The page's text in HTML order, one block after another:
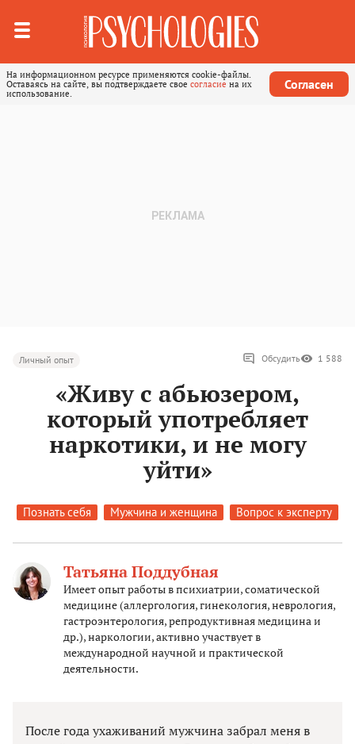
На информационном ресурсе применяются cookie-файлы.
Оставаясь на сайте, вы подтверждаете свое согласие на их
использование.
Согласен
Личный опыт Обсудить 1 588
«Живу с абьюзером,
который употребляет
наркотики, и не могу
уйти»
Познать себя Мужчина и женщина Вопрос к эксперту
Татьяна Поддубная
Имеет опыт работы в психиатрии, соматической
медицине (аллергология, гинекология, неврология,
гастроэнтерология, репродуктивная медицина и
др.), наркологии, активно участвует в
международной научной и практической
деятельности.
После года ухаживаний мужчина забрал меня в